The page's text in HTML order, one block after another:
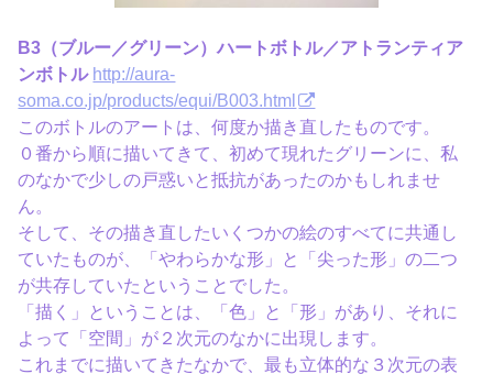
B3（ブルー／グリーン）ハートボトル／アトランティア
ンボトル http://aura-
soma.co.jp/products/equi/B003.html
このボトルのアートは、何度か描き直したものです。
０番から順に描いてきて、初めて現れたグリーンに、私
のなかで少しの戸惑いと抵抗があったのかもしれませ
ん。
そして、その描き直したいくつかの絵のすべてに共通し
ていたものが、「やわらかな形」と「尖った形」の二つ
が共存していたということでした。
「描く」ということは、「色」と「形」があり、それに
よって「空間」が２次元のなかに出現します。
これまでに描いてきたなかで、最も立体的な３次元の表